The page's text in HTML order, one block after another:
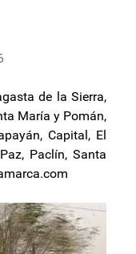
de la Sierra,
María y Pomán,
Capital, El
Paclín, Santa